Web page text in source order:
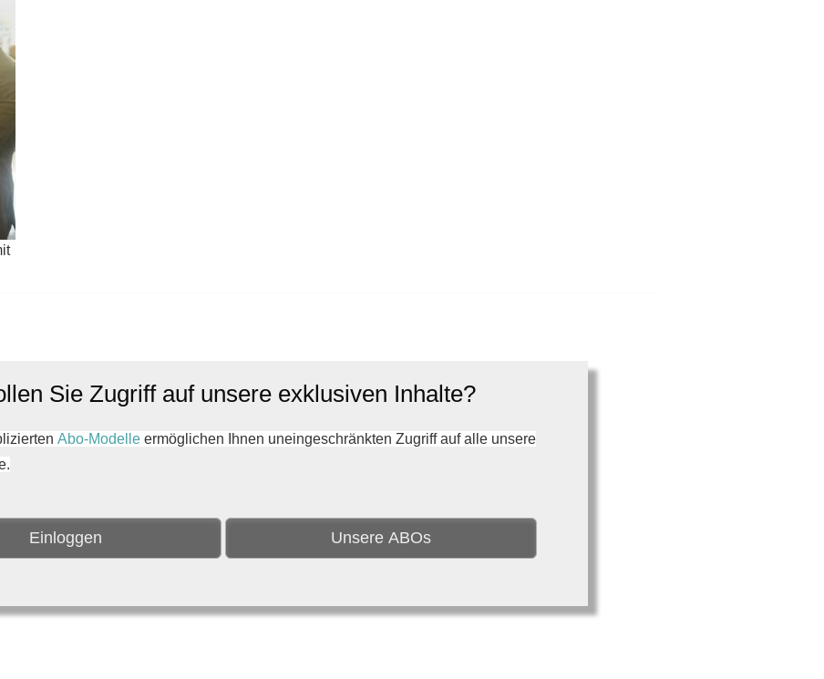
Sie Zugriff auf unsere exklusiven Inhalte?
Abo-Modelleermöglichen Ihnen uneingeschränkten Zugriff auf alle unsere
Einloggen Unsere ABOs